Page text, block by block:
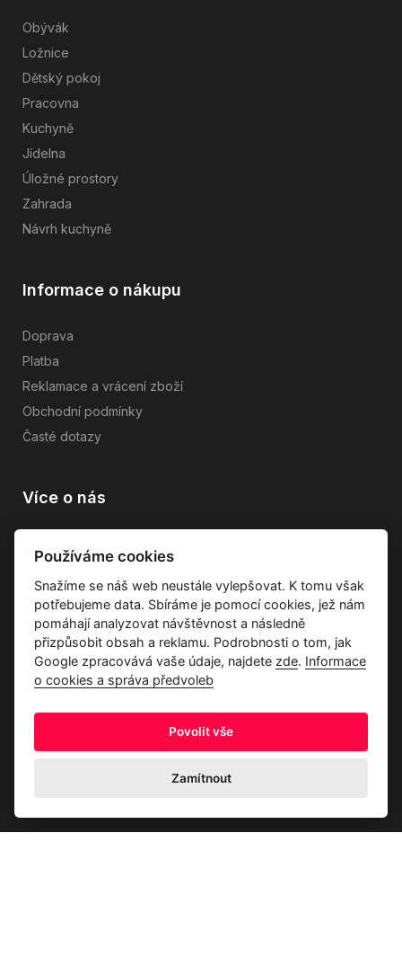
Obývák
Ložnice
Dětský pokoj
Pracovna
Kuchyně
Jídelna
Úložné prostory
Zahrada
Návrh kuchyně
Informace o nákupu
Doprava
Platba
Reklamace a vrácení zboží
Obchodní podmínky
Časté dotazy
Více o nás
Průvodce tkaninami
Kontakty
Ochrana osobních údajů
Používáme cookies
Snažíme se náš web neustále vylepšovat. K tomu však
potřebujeme data. Sbíráme je pomocí cookies, jež nám
pomáhají analyzovat návštěvnost a následně
přizpůsobit obsah a reklamu. Podrobnosti o tom, jak
Google zpracovává vaše údaje, najdete zde. Informace
o cookies a správa předvoleb
Povolit vše
Zamítnout